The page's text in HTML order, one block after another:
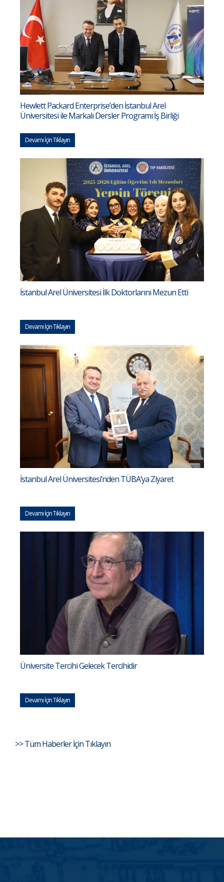
Hewlett Packard Enterprise’den İstanbul Arel
Üniversitesi ile Markalı Dersler Programı İş Birliği
Devamı İçin Tıklayın
İstanbul Arel Üniversitesi İlk Doktorlarını Mezun Etti
Devamı İçin Tıklayın
İstanbul Arel Üniversitesi’nden TÜBA’ya Ziyaret
Devamı İçin Tıklayın
Üniversite Tercihi Gelecek Tercihidir
Devamı İçin Tıklayın
>> Tüm Haberler İçin Tıklayın